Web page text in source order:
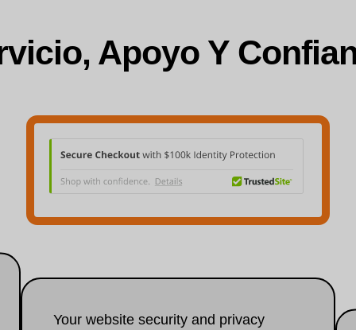
Apoyo Y
Your website security and privacy